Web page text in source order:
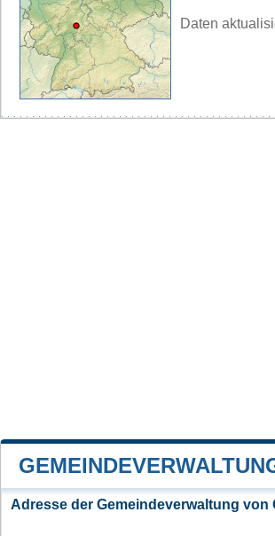
Daten
Adresse der Gemeindeverwaltung von